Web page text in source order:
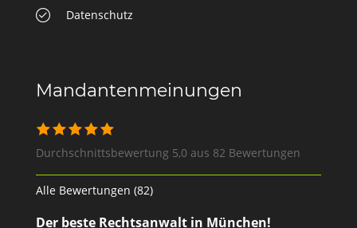
Datenschutz
Mandantenmeinungen
Durchschnittsbewertung 5,0 aus 82 Bewertungen
Alle Bewertungen (82)
Der beste Rechtsanwalt in München!